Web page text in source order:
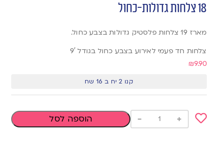
18 צלחות גדולות-כחול
מארז 19 צלחות פלסטיק גדולות בצבע כחול.
צלחות חד פעמי לאירוע בצבע כחול בגודל 9′
₪9.90
קנו 2 יח ב 16 שח
+
- הוספה לסל